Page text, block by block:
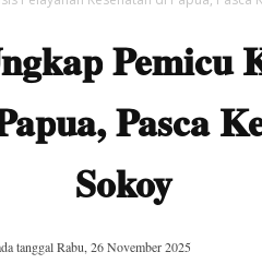
Pemicu
Pasca
Sokoy
tanggalRabu, 26 November 2025